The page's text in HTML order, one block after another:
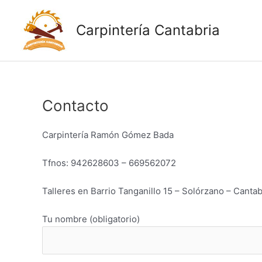
contenido
Carpintería Cantabria
Contacto
Carpintería Ramón Gómez Bada
Tfnos: 942628603 – 669562072
Talleres en Barrio Tanganillo 15 – Solórzano –
Tu nombre (obligatorio)